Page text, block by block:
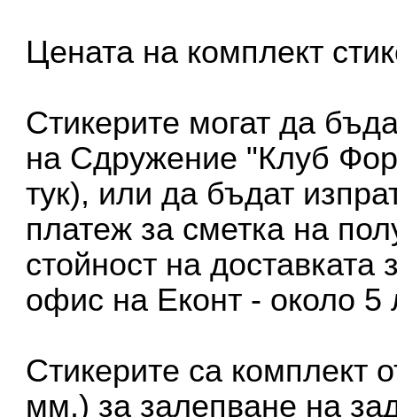
Цената на комплект
Стикерите могат да
на Сдружение "Клуб
тук), или да бъдат
платеж за сметка на
стойност на доставката
офис на Еконт - около 5
Стикерите са комплект
мм.) за залепване на